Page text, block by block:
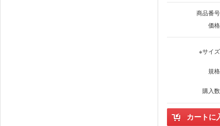
商品番
価
※サイ
規
購入
カートに